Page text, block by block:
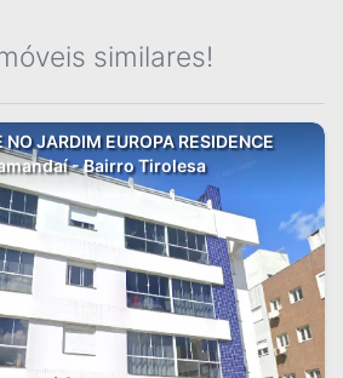
similares!
NO JARDIM EUROPA RESIDENCE
- Bairro Tirolesa